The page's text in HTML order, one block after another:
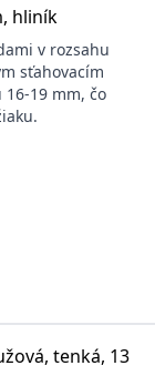
hliník
v rozsahu
sťahovacím
19 mm, čo